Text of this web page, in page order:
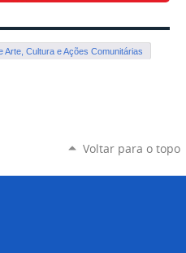
Arte, Cultura e Ações Comunitárias
Voltar para o topo